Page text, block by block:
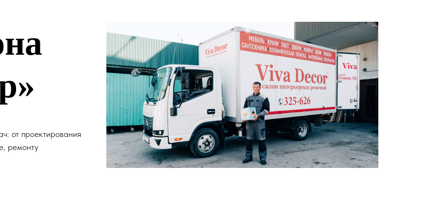
от проектирования
ремонту